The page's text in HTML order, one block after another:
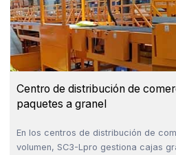
Centro de distribución de
paquetes a granel
En los centros de distribución de
volumen, SC3-Lpro gestiona cajas